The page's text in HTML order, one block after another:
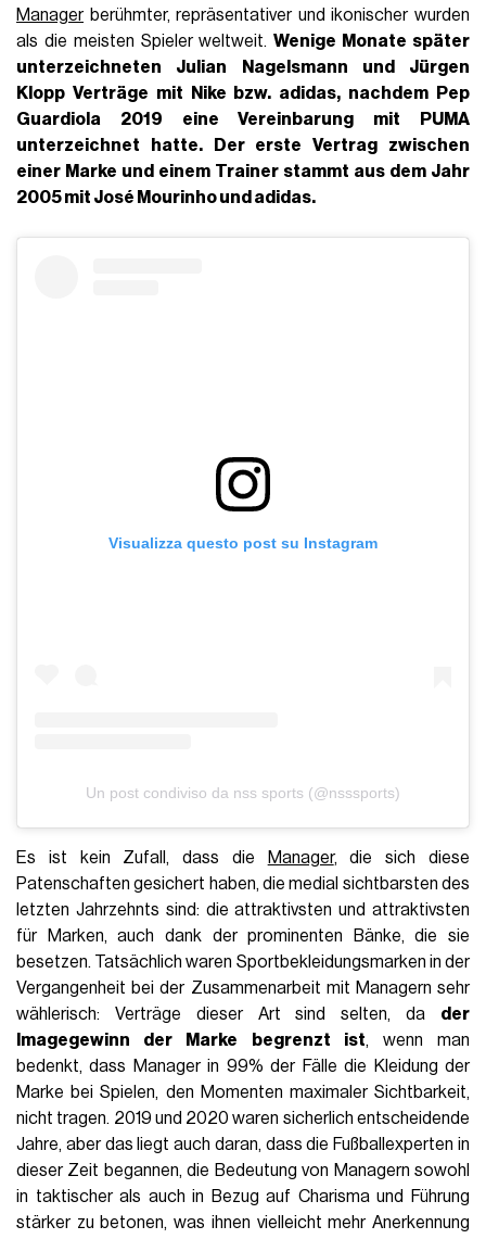
Managerberühmter, repräsentativer und ikonischer wurden
als die meisten Spieler weltweit.Wenige Monate später
unterzeichneten Julian Nagelsmann und Jürgen
Klopp Verträge mit Nike bzw. adidas, nachdem
Pep
Guardiola 2019 eine Vereinbarung mit
PUMA
unterzeichnet hatte. Der erste Vertrag zwischen
einer Marke und einem Trainer stammt aus dem Jahr
2005 mit José Mourinho und adidas.
Visualizza questo post su Instagram
Un post condiviso da nss sports (@nsssports)
Es ist kein Zufall, dass die Manager, die sich diese
Patenschaften gesichert haben, die medial sichtbarsten des
letzten Jahrzehnts sind: die attraktivsten und attraktivsten
für Marken, auch dank der prominenten Bänke, die sie
besetzen. Tatsächlich waren Sportbekleidungsmarken in der
Vergangenheit bei der Zusammenarbeit mit Managern sehr
wählerisch: Verträge dieser Art sind selten, da der
Imagegewinn der Marke begrenzt ist, wenn man
bedenkt, dass Manager in 99% der Fälle die Kleidung der
Marke bei Spielen, den Momenten maximaler Sichtbarkeit,
nicht tragen. 2019 und 2020 waren sicherlich entscheidende
Jahre, aber das liegt auch daran, dass die Fußballexperten in
dieser Zeit begannen, die Bedeutung von Managern sowohl
in taktischer als auch in Bezug auf Charisma und Führung
stärker zu betonen, was ihnen vielleicht mehr Anerkennung